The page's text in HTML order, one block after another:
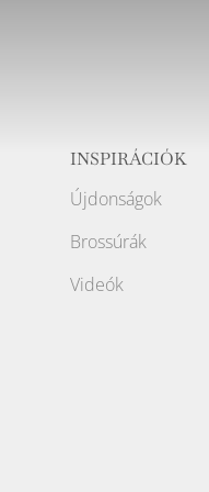
INSPIRÁCIÓK
Újdonságok
Brossúrák
Videók